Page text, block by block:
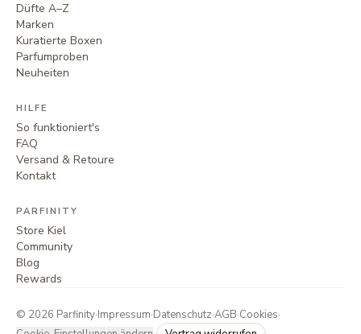
Düfte A–Z
Marken
Kuratierte Boxen
Parfumproben
Neuheiten
HILFE
So funktioniert's
FAQ
Versand & Retoure
Kontakt
PARFINITY
Store Kiel
Community
Blog
Rewards
© 2026 Parfinity·Impressum·Datenschutz·AGB·Cookies·